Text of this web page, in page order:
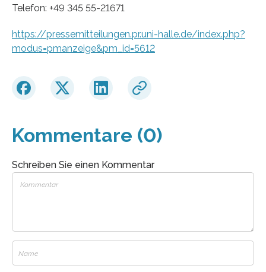
Telefon: +49 345 55-21671
https://pressemitteilungen.pr.uni-halle.de/index.php?
modus=pmanzeige&pm_id=5612
Kommentare (0)
Schreiben Sie einen Kommentar